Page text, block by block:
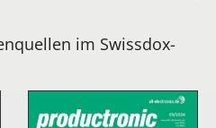
im Swissdox-